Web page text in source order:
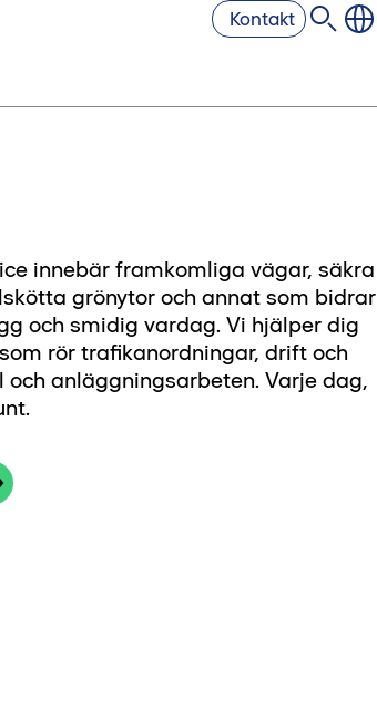
Kontakt
innebär framkomliga vägar, säkra
grönytor och annat som bidrar
och smidig vardag. Vi hjälper dig
rör trafikanordningar, drift och
och anläggningsarbeten. Varje dag,